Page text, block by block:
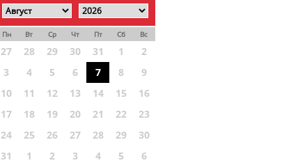
Пн Вт Ср Чт Пт Сб Вс
27 28 29 30 31 1
2
3
4 5 6 7 8
9
10
11 12 13 14 15
16
17
18 19 20 21 22
23
24
25 26 27 28 29
30
31
1 2 3 4 5
6